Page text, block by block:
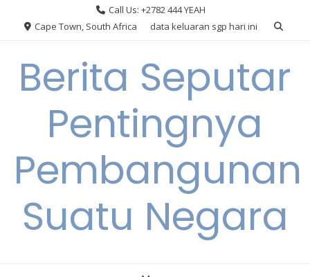
Call Us: +2782 444 YEAH
Cape Town, South Africa
data keluaran sgp hari ini
Berita Seputar
Pentingnya
Pembangunan
Suatu Negara